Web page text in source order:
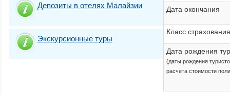
Депозиты в отелях Малайзии
Экскурсионные туры
Дата окончания
Класс страхования
Дата рождения
(даты рождения
расчета стоимости